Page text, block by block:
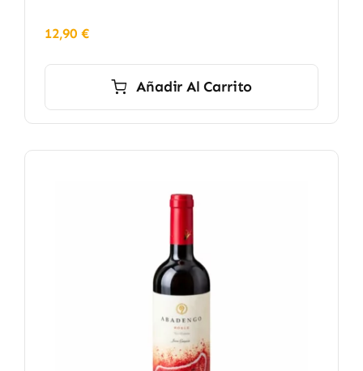
12,90 €
Añadir Al Carrito